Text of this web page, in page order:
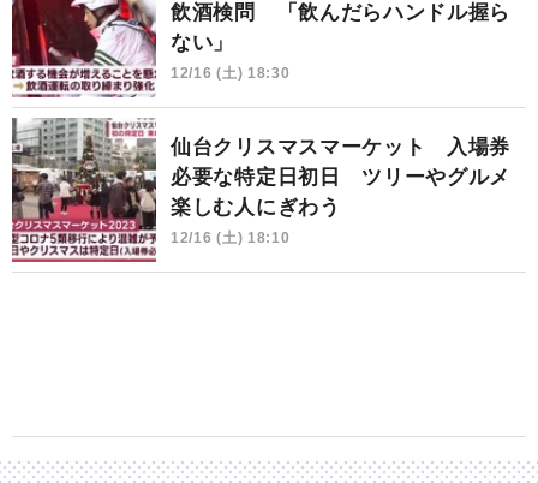
飲酒検問 「飲んだらハンドル握ら
ない」
12/16 (土) 18:30
仙台クリスマスマーケット 入場券
必要な特定日初日 ツリーやグルメ
楽しむ人にぎわう
12/16 (土) 18:10